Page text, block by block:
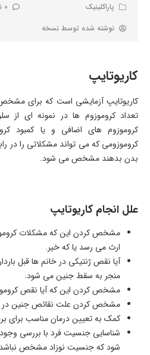
پاراکلینیک
0 نظر کاربران
نوشته شده توسط نسخه
کاریوتایپ
کاریوتایپ آزمایشی است که برای مشخص
تعداد کروموزوم ها در نمونه ای
کروموزوم های اضافی و یا کمبود
کروموزومی که می تواند مشکلاتی را در
بدن بدهند مشخص می شود.
علل انجام کاریوتایپ
مشخص کردن این که مشکلات
ارث می رسد یا که خیر.
آیا نقص ژنتیکی در خانم ها قبل
منجر به سقط جنین می شود.
مشخص کردن این که آیا نقص
مشخص کردن علت نقائص جنین در
کمک به تعیین درمان مناسب برای
شود که جنسیت نوزاد مشخص